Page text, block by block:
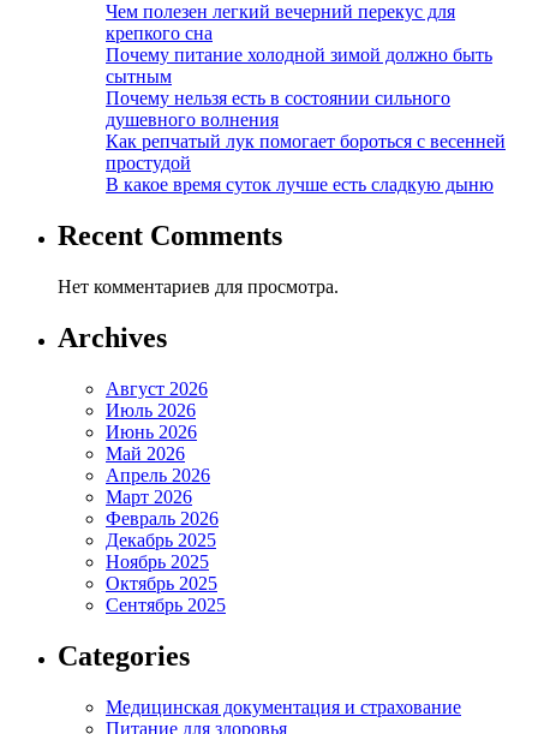
Чем полезен легкий вечерний перекус для
крепкого сна
Почему питание холодной зимой должно быть
сытным
Почему нельзя есть в состоянии сильного
душевного волнения
Как репчатый лук помогает бороться с весенней
простудой
В какое время суток лучше есть сладкую дыню
Recent Comments
Нет комментариев для просмотра.
Archives
Август 2026
Июль 2026
Июнь 2026
Май 2026
Апрель 2026
Март 2026
Февраль 2026
Декабрь 2025
Ноябрь 2025
Октябрь 2025
Сентябрь 2025
Categories
Медицинская документация и страхование
Питание для здоровья